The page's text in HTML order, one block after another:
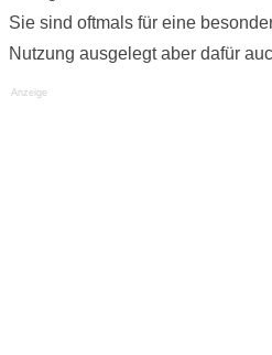
Sie sind oftmals für eine
Nutzung ausgelegt aber dafür
Anzeige